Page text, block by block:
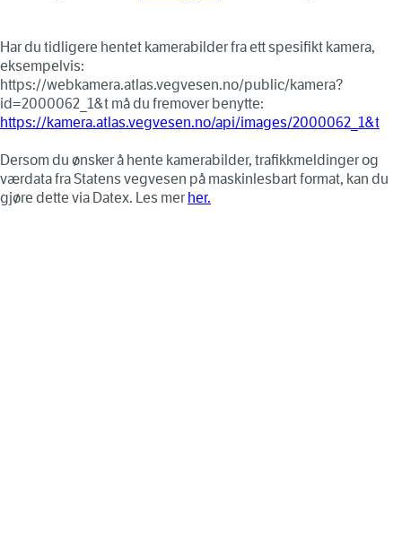
Har du tidligere hentet kamerabilder fra ett spesifikt kamera,
eksempelvis:
https://webkamera.atlas.vegvesen.no/public/kamera?
id=2000062_1&t må du fremover benytte:
https://kamera.atlas.vegvesen.no/api/images/2000062_1&t
Dersom du ønsker å hente kamerabilder, trafikkmeldinger og
værdata fra Statens vegvesen på maskinlesbart format, kan du
gjøre dette via Datex. Les mer her.